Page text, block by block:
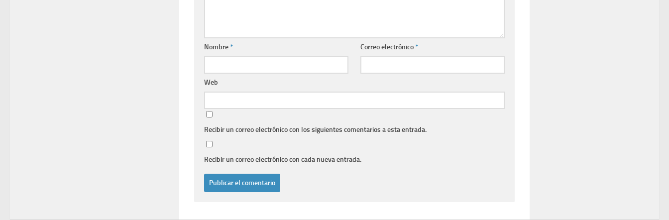
Nombre* Correo electrónico*
Web
Recibir un correo electrónico con los siguientes comentarios a esta entrada.
Recibir un correo electrónico con cada nueva entrada.